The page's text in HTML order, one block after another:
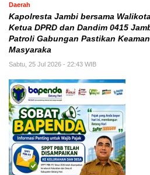
Daerah
Kapolresta Jambi bersama
Ketua DPRD dan Dandim 0415
Patroli Gabungan Pastikan
Masyaraka
Sabtu, 25 Jul 2026 - 22:43 WIB